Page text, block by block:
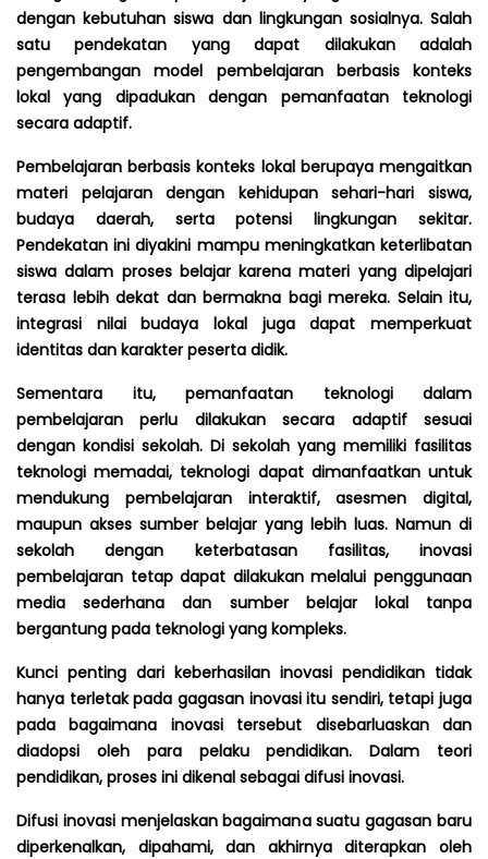
dengan kebutuhan siswa dan lingkungan sosialnya. Salah
satu pendekatan yang dapat dilakukan adalah
pengembangan model pembelajaran berbasis konteks
lokal yang dipadukan dengan pemanfaatan teknologi
secara adaptif.
Pembelajaran berbasis konteks lokal berupaya mengaitkan
materi pelajaran dengan kehidupan sehari-hari siswa,
budaya daerah, serta potensi lingkungan sekitar.
Pendekatan ini diyakini mampu meningkatkan keterlibatan
siswa dalam proses belajar karena materi yang dipelajari
terasa lebih dekat dan bermakna bagi mereka. Selain itu,
integrasi nilai budaya lokal juga dapat memperkuat
identitas dan karakter peserta didik.
Sementara itu, pemanfaatan teknologi dalam
pembelajaran perlu dilakukan secara adaptif sesuai
dengan kondisi sekolah. Di sekolah yang memiliki fasilitas
teknologi memadai, teknologi dapat dimanfaatkan untuk
mendukung pembelajaran interaktif, asesmen digital,
maupun akses sumber belajar yang lebih luas. Namun di
sekolah dengan keterbatasan fasilitas, inovasi
pembelajaran tetap dapat dilakukan melalui penggunaan
media sederhana dan sumber belajar lokal tanpa
bergantung pada teknologi yang kompleks.
Kunci penting dari keberhasilan inovasi pendidikan tidak
hanya terletak pada gagasan inovasi itu sendiri, tetapi juga
pada bagaimana inovasi tersebut disebarluaskan dan
diadopsi oleh para pelaku pendidikan. Dalam teori
pendidikan, proses ini dikenal sebagai difusi inovasi.
Difusi inovasi menjelaskan bagaimana suatu gagasan baru
diperkenalkan, dipahami, dan akhirnya diterapkan oleh